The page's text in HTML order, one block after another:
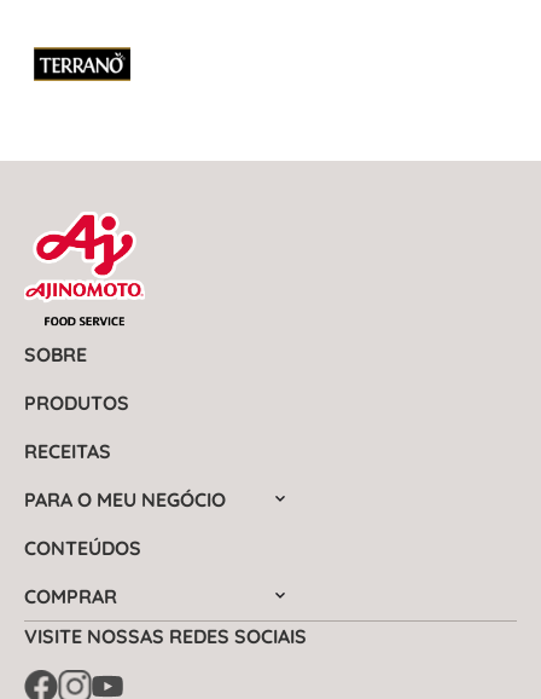
SOBRE
PRODUTOS
RECEITAS
PARA O MEU NEGÓCIO
CONTEÚDOS
COMPRAR
VISITE NOSSAS REDES SOCIAIS